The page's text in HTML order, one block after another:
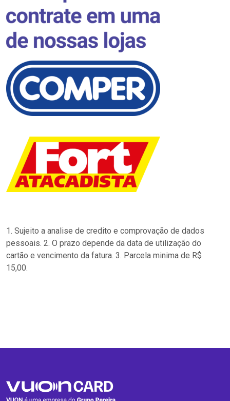
1. Sujeito a analise de credito e comprovação de dados
pessoais. 2. O prazo depende da data de utilização do
cartão e vencimento da fatura. 3. Parcela minima de R$
15,00.